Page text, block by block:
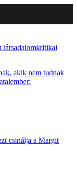
társadalomkritikai
akik nem tudnak
csinálja a Margit